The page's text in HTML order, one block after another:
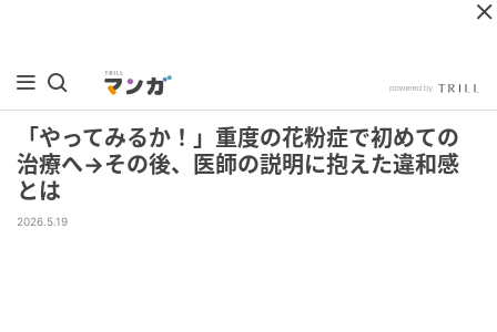
「やってみるか！」重度の花粉症で初めての
治療へ→その後、医師の説明に抱えた違和感
とは
2026.5.19